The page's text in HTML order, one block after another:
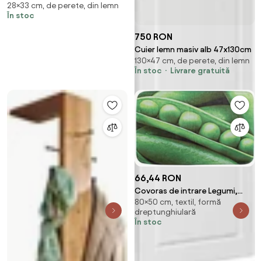
Yes
28×33 cm, de perete, din lemn
În stoc
750 RON
Cuier lemn masiv alb 47x130cm
130×47 cm, de perete, din lemn
În stoc
Livrare gratuită
66,44 RON
Covoras de intrare Legumi,
Bizzotto, 50x80 cm,
polipropilena
80×50 cm, textil, formă
dreptunghiulară
În stoc